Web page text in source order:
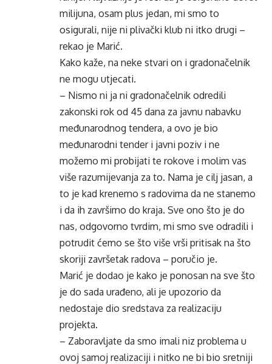
milijuna, osam plus jedan, mi smo to
osigurali, nije ni plivački klub ni itko drugi –
rekao je Marić.
Kako kaže, na neke stvari on i gradonačelnik
ne mogu utjecati.
– Nismo ni ja ni gradonačelnik odredili
zakonski rok od 45 dana za javnu nabavku
međunarodnog tendera, a ovo je bio
međunarodni tender i javni poziv i ne
možemo mi probijati te rokove i molim vas
više razumijevanja za to. Nama je cilj jasan, a
to je kad krenemo s radovima da ne stanemo
i da ih završimo do kraja. Sve ono što je do
nas, odgovorno tvrdim, mi smo sve odradili i
potrudit ćemo se što više vrši pritisak na što
skoriji završetak radova – poručio je.
Marić je dodao je kako je ponosan na sve što
je do sada urađeno, ali je upozorio da
nedostaje dio sredstava za realizaciju
projekta.
– Zaboravljate da smo imali niz problema u
ovoj samoj realizaciji i nitko ne bi bio sretniji